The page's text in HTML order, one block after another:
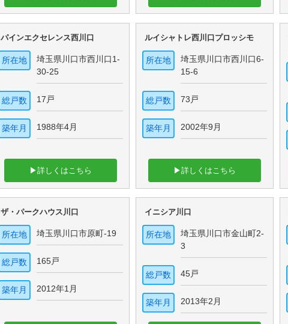
パインエクセレンス西川口
所在地
埼玉県川口市西川口1-
30-25
総戸数 17戸
築年月 1988年4月
▶詳しくはこちら
ルイシャトレ西川口プロッシモ
所在地
埼玉県川口市西川口6-
15-6
総戸数 73戸
築年月 2002年9月
▶詳しくはこちら
ザ・パークハウス川口
所在地 埼玉県川口市原町-19
総戸数 165戸
築年月 2012年1月
イニシア川口
所在地
埼玉県川口市金山町2-
3
総戸数 45戸
築年月 2013年2月